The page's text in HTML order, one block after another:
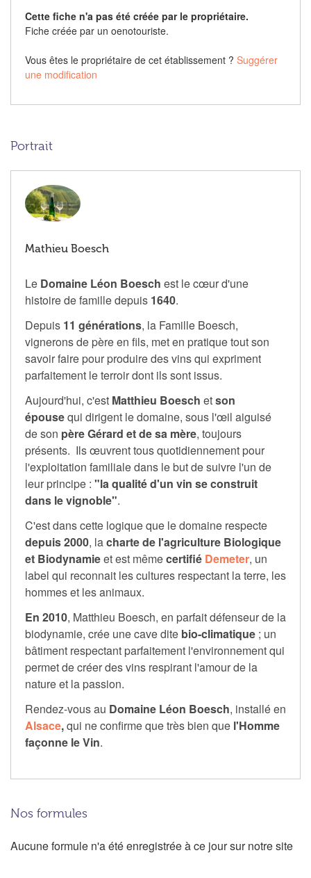
Cette fiche n'a pas été créée par le propriétaire.
Fiche créée par un oenotouriste.
Vous êtes le propriétaire de cet établissement ? Suggérer
une modification
Portrait
Mathieu Boesch
Le Domaine Léon Boesch est le cœur d'une
histoire de famille depuis 1640.
Depuis 11 générations, la Famille Boesch,
vignerons de père en fils, met en pratique tout son
savoir faire pour produire des vins qui expriment
parfaitement le terroir dont ils sont issus.
Aujourd'hui, c'est Matthieu Boesch etson
épousequi dirigent le domaine, sous l'œil aiguisé
de son père Gérard et de sa mère, toujours
présents. Ils œuvrent tous quotidiennement pour
l'exploitation familiale dans le but de suivre l'un de
leur principe : "la qualité d'un vin se construit
dans le vignoble".
C'est dans cette logique que le domaine respecte
depuis 2000, lacharte de l'agriculture Biologique
et Biodynamieet est mêmecertifié Demeter, un
label qui reconnait les cultures respectant la terre, les
hommes et les animaux.
En 2010, Matthieu Boesch, en parfait défenseur de la
biodynamie, crée une cave dite bio-climatique ; un
bâtiment respectant parfaitement l'environnement qui
permet de créer des vins respirant l'amour de la
nature et la passion.
Rendez-vous au Domaine Léon Boesch, installé en
Alsace,qui ne confirme que très bien que l'Homme
façonne le Vin.
Nos formules
Aucune formule n'a été enregistrée à ce jour sur notre site